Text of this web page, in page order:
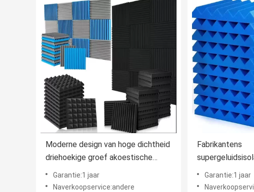
Moderne design van hoge dichtheid
driehoekige groef akoestische
schuimpanelen voor geluidsisolatie
Garantie:1 jaar
Naverkoopservice:andere
Fabrikantens
schuim met
60 kg/m3 in
Garantie:1 jaar